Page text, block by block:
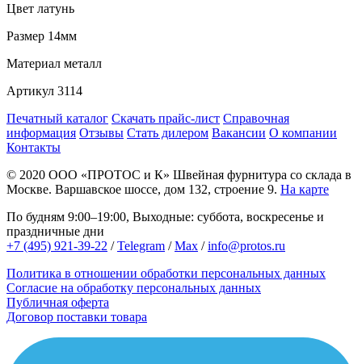
Цвет латунь
Размер 14мм
Материал металл
Артикул 3114
Печатный каталог Скачать прайс-лист Справочная
информация Отзывы Стать дилером Вакансии О компании
Контакты
© 2020 ООО «ПРОТОС и К» Швейная фурнитура со склада в
Москве. Варшавское шоссе, дом 132, строение 9. На карте
По будням 9:00–19:00, Выходные: суббота, воскресенье и
праздничные дни
+7 (495) 921-39-22 /Telegram /Max /info@protos.ru
Политика в отношении обработки персональных данных
Согласие на обработку персональных данных
Публичная оферта
Договор поставки товара